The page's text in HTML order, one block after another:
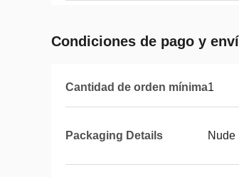
Condiciones de pago y
Cantidad de orden mínima1
Packaging Details Nude